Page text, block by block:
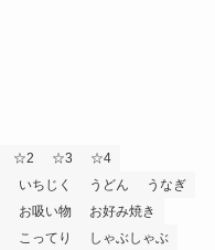
☆2 ☆3
☆4
いちじく うどん
うなぎ
お吸い物
お好み焼き
こってり
しゃぶしゃぶ